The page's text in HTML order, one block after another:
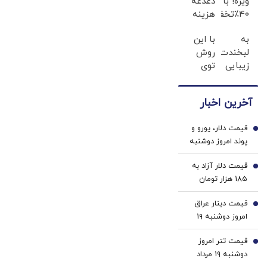
40٪تخفیف
در حد
کامپوزیت
سفید
هزینه
دندان
پزشکی
با پک
خانگی
به
لبخندت
زیبایی
ژل
دندان
با40%تخفیف)
با این
روش
توی
زیبایی
برگردون
(40%off)
آخرین اخبار
قیمت دلار، یورو و
پوند امروز دوشنبه
۱۹ مرداد 1405/
کاهش قیمت دلار و
یورو
1
قیمت دلار آزاد به
185 هزار تومان
رسید
2
قیمت دینار عراق
امروز دوشنبه ۱۹
مرداد 1405/ افزایش
قیمت دینار
3
قیمت تتر امروز
دوشنبه ۱۹ مرداد
4